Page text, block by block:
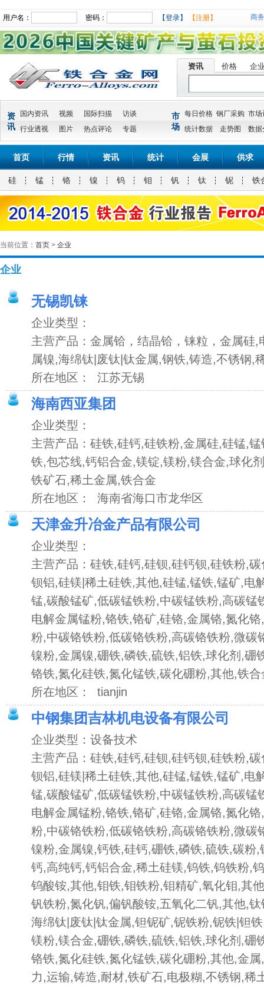
用户名： 密码： 【登录】 【注册】 商
资讯 价格 企
资
讯
国内资讯 视频 国际扫描
访谈
行业透视
图片 热点评论 专题
市
场
每日价格 钢厂采购 市场
统计数据
走势图 数据
首页 行情 资讯 统计 会展 供求
硅 锰 铬 镍 钨 钼 钒 钛 铌 铁
当前位置： 首页 > 企业
企业
无锡凯铼
企业类型：
主营产品：金属铪，结晶铪，铼粒，金属硅,
属镍,海绵钛|废钛|钛金属,钢铁,铸造,不锈钢,
所在地区： 江苏无锡
海南西亚集团
企业类型：
主营产品：硅铁,硅钙,硅铁粉,金属硅,硅锰,
铁,包芯线,钙铝合金,镁锭,镁粉,镁合金,球化
铁矿石,稀土金属,铁合金
所在地区： 海南省海口市龙华区
天津金升冶金产品有限公司
企业类型：
主营产品：硅铁,硅钙,硅钡,硅钙钡,硅铁粉,
钡铝,硅镁|稀土硅铁,其他,硅锰,锰铁,锰矿,电
锰,碳酸锰矿,低碳锰铁粉,中碳锰铁粉,高碳锰
电解金属锰粉,铬铁,铬矿,硅铬,金属铬,氮化
粉,中碳铬铁粉,低碳铬铁粉,高碳铬铁粉,微碳
镍粉,金属镍,硼铁,磷铁,硫铁,铝铁,球化剂,硼
铬铁,氮化硅铁,氮化锰铁,碳化硼粉,其他,铁合
所在地区： tianjin
中钢集团吉林机电设备有限公司
企业类型：设备技术
主营产品：硅铁,硅钙,硅钡,硅钙钡,硅铁粉,
钡铝,硅镁|稀土硅铁,其他,硅锰,锰铁,锰矿,电
锰,碳酸锰矿,低碳锰铁粉,中碳锰铁粉,高碳锰
电解金属锰粉,铬铁,铬矿,硅铬,金属铬,氮化
粉,中碳铬铁粉,低碳铬铁粉,高碳铬铁粉,微碳
镍粉,金属镍,钙铁,硅钙,硼铁,磷铁,硫铁,碳粉,
钙,高纯钙,钙铝合金,稀土硅镁,钨铁,钨铁粉,
钨酸铵,其他,钼铁,钼铁粉,钼精矿,氧化钼,其
钒铁粉,氮化钒,偏钒酸铵,五氧化二钒,其他,
海绵钛|废钛|钛金属,钽铌矿,铌铁粉,铌铁|钽
镁粉,镁合金,硼铁,磷铁,硫铁,铝铁,球化剂,硼
铬铁,氮化硅铁,氮化锰铁,碳化硼粉,其他,金
力,运输,铸造,耐材,铁矿石,电极糊,不锈钢,稀